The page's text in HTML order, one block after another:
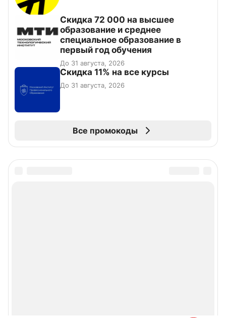
Скидка 72 000 на высшее
образование и среднее
специальное образование в
первый год обучения
До 31 августа, 2026
Скидка 11% на все курсы
До 31 августа, 2026
Все промокоды